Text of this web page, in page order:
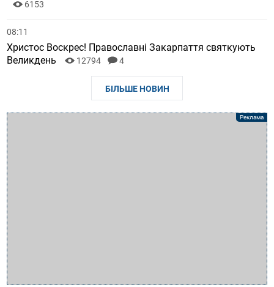
6153
08:11
Христос Воскрес! Православні Закарпаття святкують
Великдень
12794 4
БІЛЬШЕ НОВИН